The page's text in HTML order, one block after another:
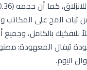
ثبات المج على
بالكامل، وجميع
تيفال المعهودة: